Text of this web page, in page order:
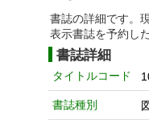
書誌の詳細です。
表示書誌を予約し
書誌詳細
タイトルコード
書誌種別